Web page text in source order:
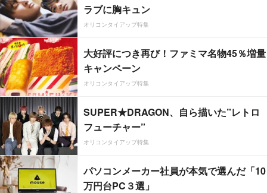
ラブに胸キュン
オリコンタイアップ特集
大好評につき再び！ファミマ名物45％増量
キャンペーン
オリコンタイアップ特集
SUPER★DRAGON、自ら描いた”レトロ
フューチャー”
オリコンタイアップ特集
パソコンメーカー社員が本気で選んだ「10
万円台PC３選」